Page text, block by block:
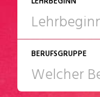
2027
BERUFSGRUPPE